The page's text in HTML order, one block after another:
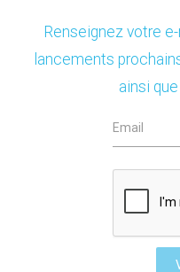
Renseignez votre
lancements
ainsi